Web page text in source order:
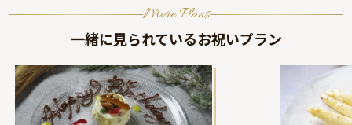
More Plans
一緒に見られているお祝いプラン